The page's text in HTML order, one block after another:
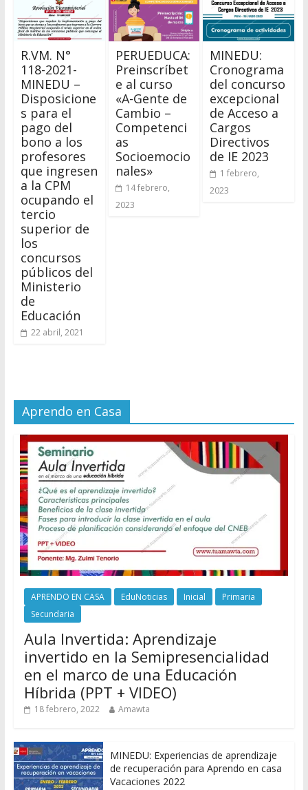
R.VM. N°
118-2021-
MINEDU –
Disposicione
s para el
pago del
bono a los
profesores
que ingresen
a la CPM
ocupando el
tercio
superior de
los
concursos
públicos del
Ministerio
de
Educación
22 abril, 2021
PERUEDUCA:
Preinscríbet
e al curso
«A-Gente de
Cambio –
Competenci
as
Socioemocio
nales»
14 febrero,
2023
MINEDU:
Cronograma
del concurso
excepcional
de Acceso a
Cargos
Directivos
de IE 2023
1 febrero,
2023
Aprendo en Casa
APRENDO EN CASA EduNoticias Inicial
Primaria
Secundaria
Aula Invertida: Aprendizaje
invertido en la Semipresencialidad
en el marco de una Educación
Híbrida (PPT + VIDEO)
18 febrero, 2022 Amawta
MINEDU: Experiencias de aprendizaje
de recuperación para Aprendo en casa
Vacaciones 2022